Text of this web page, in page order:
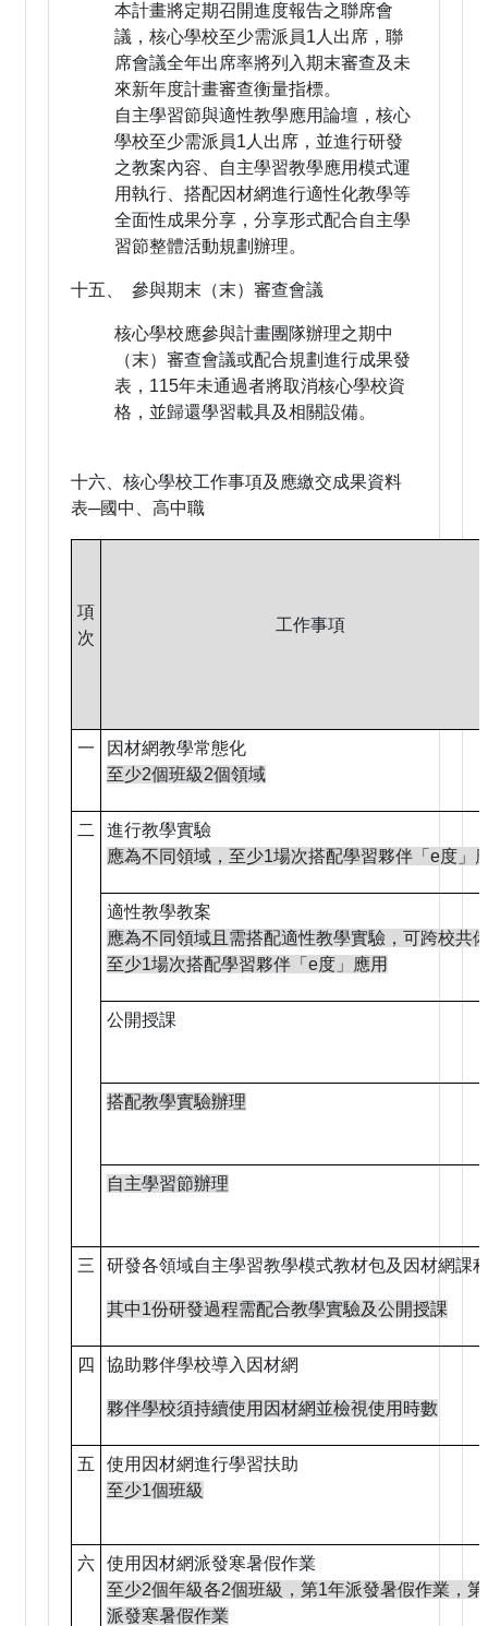
本計畫將定期召開進度報告之聯席會
議，核心學校至少需派員1人出席，聯
席會議全年出席率將列入期末審查及未
來新年度計畫審查衡量指標。
自主學習節與適性教學應用論壇，核心
學校至少需派員1人出席，並進行研發
之教案內容、自主學習教學應用模式運
用執行、搭配因材網進行適性化教學等
全面性成果分享，分享形式配合自主學
習節整體活動規劃辦理。
十五、 參與期末（末）審查會議
核心學校應參與計畫團隊辦理之期中
（末）審查會議或配合規劃進行成果發
表，115年未通過者將取消核心學校資
格，並歸還學習載具及相關設備。
十六、核心學校工作事項及應繳交成果資料
表─國中、高中職
項
次
工作事項
一
因材網教學常態化
至少2個班級2個領域
二
進行教學實驗
應為不同領域，至少1場次搭配學習夥伴「e度」
適性教學教案
應為不同領域且需搭配適性教學實驗，可跨校共
至少1場次搭配學習夥伴「e度」應用
公開授課
搭配教學實驗辦理
自主學習節辦理
三 研發各領域自主學習教學模式教材包及因材網課
其中1份研發過程需配合教學實驗及公開授課
四 協助夥伴學校導入因材網
夥伴學校須持續使用因材網並檢視使用時數
五
使用因材網進行學習扶助
至少1個班級
六
使用因材網派發寒暑假作業
至少2個年級各2個班級，第1年派發暑假作業，
派發寒暑假作業